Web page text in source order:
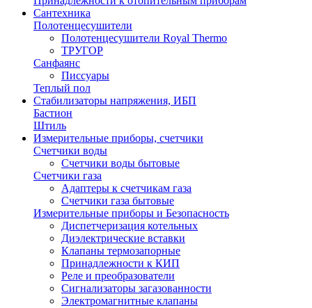
Сантехника
Полотенцесушители
Полотенцесушители Royal Thermo
ТРУГОР
Санфаянс
Писсуары
Теплый пол
Стабилизаторы напряжения, ИБП
Бастион
Штиль
Измерительные приборы, счетчики
Счетчики воды
Счетчики воды бытовые
Счетчики газа
Адаптеры к счетчикам газа
Счетчики газа бытовые
Измерительные приборы и Безопасность
Диспетчеризация котельных
Диэлектрические вставки
Клапаны термозапорные
Принадлежности к КИП
Реле и преобразователи
Сигнализаторы загазованности
Электромагнитные клапаны